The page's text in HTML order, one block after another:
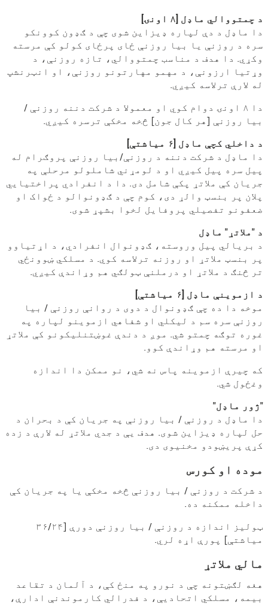
د چمتووالي ماډل [۸ اونۍ]
دا ماډل د دې لپاره ډیزاین شوی چې د ګډون کوونکو
سره د روزنې یا بیا روزنې ځای پرځای کولو کې مرسته
وکړي. دا هدف د مناسب چمتووالي، تازه روزنې، د
وړتیا ارزونې، د مهمو مهارتونو روزنې، او انټرنشپ
له لارې ترلاسه کیږي.
دا ۸ اونۍ دوام کوي او معمولا د شرکت دننه روزنې /
بیا روزنې [هر کال جون] څخه مخکې ترسره کیږي.
د داخلي کچې ماډل [۶ میاشتې]
دا ماډل د شرکت دننه د روزنې/بیا روزنې پروګرام له
پیل سره پیل کیږي او د لومړني شاملولو مرحلې په
جریان کې ملاتړ پکې شامل دی. دا د انفرادي پراختیایي
پلان پر بنسټ والړ دی، کوم چې د ګډونوالو د ځواک او
ضعفونو تفصيلي پروفایل لخوا بشپړ شوی.
د "ملاتړ" ماډل
د بریالي پیل وروسته، ګډونوال انفرادي، د اړتیاوو
پر بنسټ ملاتړ او روزنه ترلاسه کوي. د مسلکي ښوونځي
تر څنګ د ملاتړ او درملنې ټولګي هم وړاندې کیږي.
د ازموینې ماډل [۶ میاشتې]
موخه دا ده چې ګډونوال د دوی د روانې روزنې / بیا
روزنې سره سم د لیکلي او شفاهي ازموینو لپاره په
غوره توګه چمتو شي. موږ د دندې غوښتنلیکونو کې ملاتړ
او مرسته هم وړاندې کوو.
که چیرې ازموینه پاس نه شي، نو ممکن دا اندازه
وغځول شي.
"ژور ماډل"
دا ماډل د روزنې / بیا روزنې په جریان کې د بحران د
حل لپاره ډیزاین شوی. هدف یې د جدي ملاتړ له لارې د زده
کړې پریښودو مخنیوی دی.
موده او کورس
د شرکت د روزنې / بیا روزنې څخه مخکې یا په جریان کې
داخله ممکنه ده.
ټولیز اندازه د روزنې / بیا روزنې دورې [۳۶/۲۴
میاشتې] پورې اړه لري.
مالي ملاتړ
هغه لګښتونه چې د نورو په منځ کې، د آلمان د تقاعد
بیمه، مسلکي اتحادیې، د فدرالي کارموندنې ادارې،